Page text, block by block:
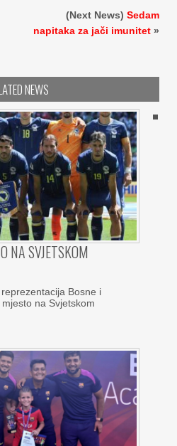
(Next News) Sedam
napitaka za jači imunitet »
NEWS
NA SVJETSKOM
Bosne i
na Svjetskom